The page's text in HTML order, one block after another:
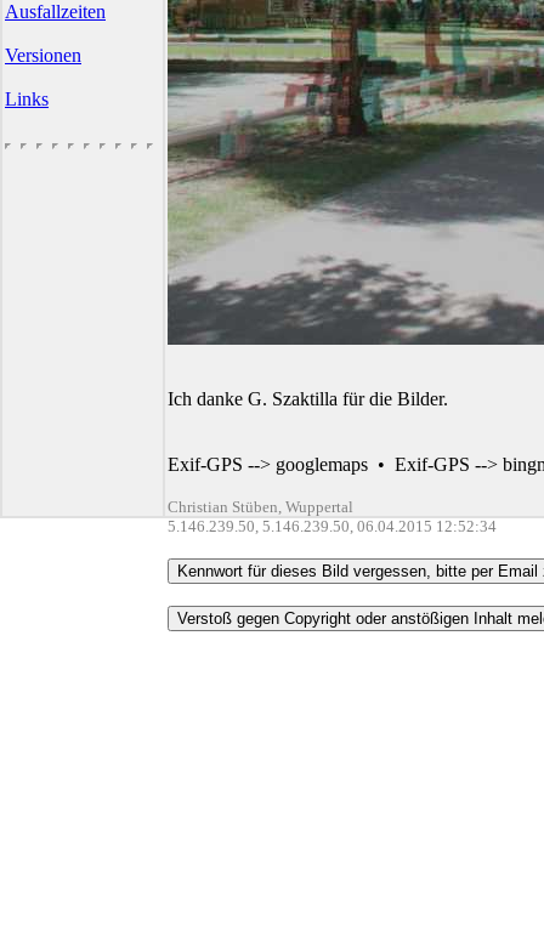
Ausfallzeiten
Versionen
Links
Ich danke G. Szaktilla für die Bilder.
Exif-GPS --> googlemaps • Exif-GPS -->
Christian Stüben, Wuppertal
5.146.239.50, 5.146.239.50, 06.04.2015 12:52:34